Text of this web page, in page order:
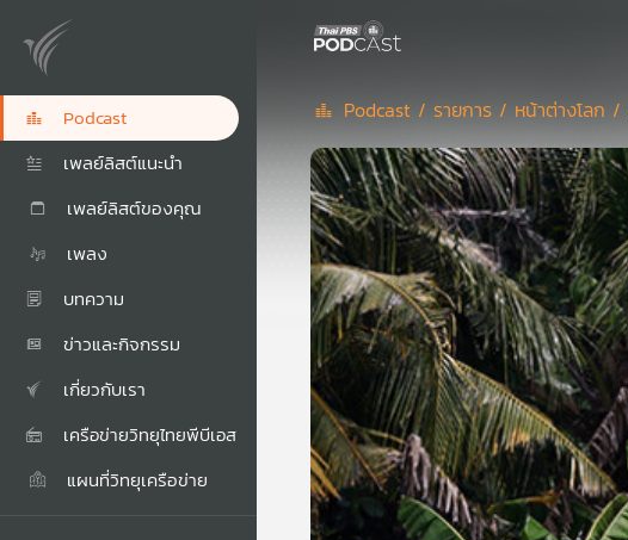
Podcast
เพลย์ลิสต์แนะนำ
เพลย์ลิสต์ของคุณ
เพลง
บทความ
ข่าวและกิจกรรม
เกี่ยวกับเรา
เครือข่ายวิทยุไทยพีบีเอส
แผนที่วิทยุเครือข่าย
Podcast / รายการ / หน้าต่างโลก /